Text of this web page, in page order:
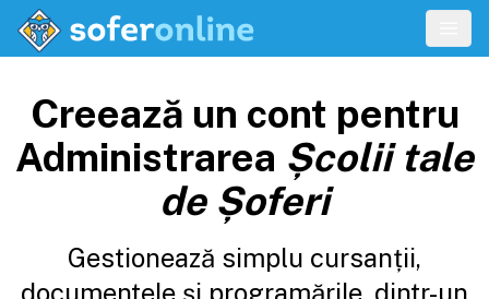
Creează un cont pentru
Administrarea Școlii tale
de Șoferi
Gestionează simplu cursanții,
documentele și programările, dintr-un